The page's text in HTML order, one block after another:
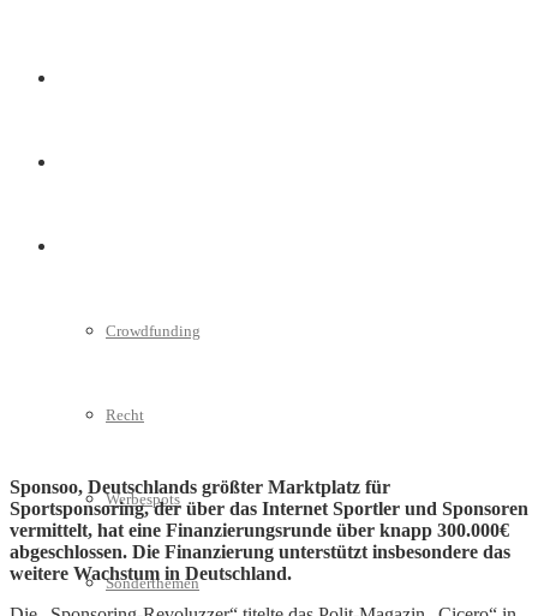
Crowdfunding
Recht
Werbespots
Sonderthemen
Sponsoo, Deutschlands größter Marktplatz für
Sportsponsoring, der über das Internet Sportler und Sponsoren
vermittelt, hat eine Finanzierungsrunde über knapp 300.000€
abgeschlossen. Die Finanzierung unterstützt insbesondere das
weitere Wachstum in Deutschland.